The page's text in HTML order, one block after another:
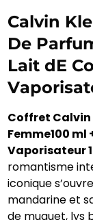
Calvin
De
Lait dE
Coffret Calvin
Femme100 ml
Vaporisateur
romantisme
iconique
mandarine et
de muguet, lys